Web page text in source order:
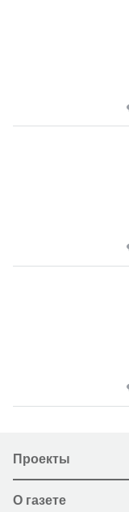
Проекты
О газете